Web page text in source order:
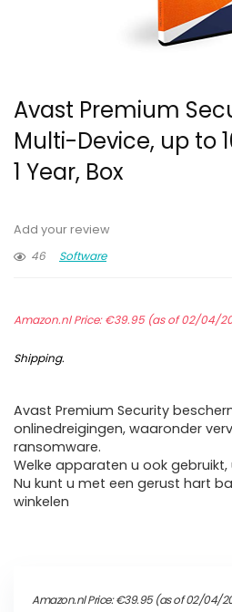
Avast Premium
Multi-Device, up to
1 Year, Box
Add your review
46
Software
Amazon.nl Price:€39.95(as of 02/04/
Shipping.
Avast Premium Security
onlinedreigingen, waaronder
ransomware.
Welke apparaten u ook
Nu kunt u met een gerust hart
winkelen
Amazon.nl Price:€39.95(as of 02/04/